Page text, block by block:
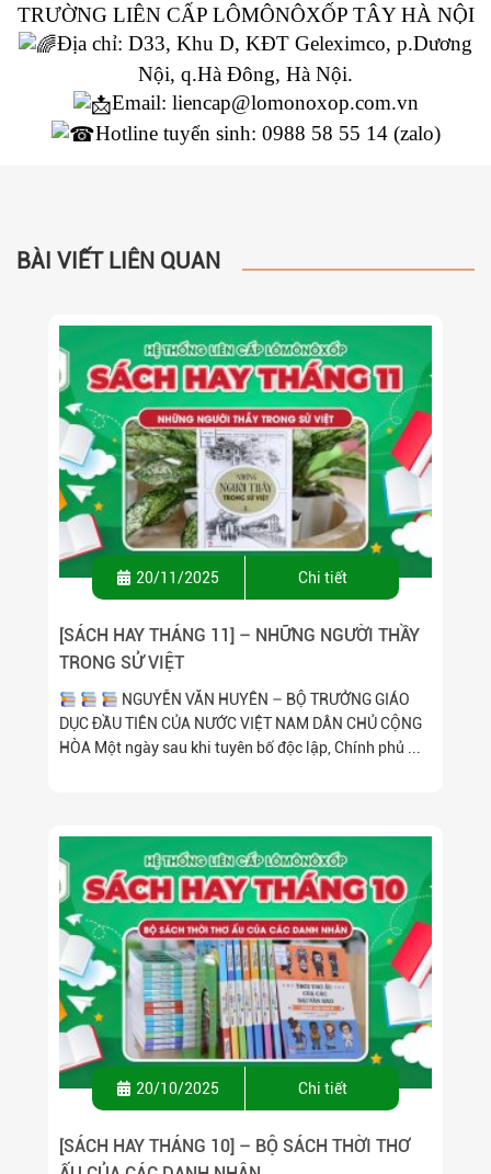
TRƯỜNG LIÊN CẤP LÔMÔNÔXỐP TÂY HÀ NỘI
Địa chỉ: D33, Khu D, KĐT Geleximco, p.Dương
Nội, q.Hà Đông, Hà Nội.
Email: liencap@lomonoxop.com.vn
Hotline tuyển sinh: 0988 58 55 14 (zalo)
BÀI VIẾT LIÊN QUAN
20/11/2025 Chi tiết
[SÁCH HAY THÁNG 11] – NHỮNG NGƯỜI THẦY
TRONG SỬ VIỆT
NGUYỄN VĂN HUYÊN – BỘ TRƯỞNG GIÁO
DỤC ĐẦU TIÊN CỦA NƯỚC VIỆT NAM DÂN CHỦ CỘNG
HÒA Một ngày sau khi tuyên bố độc lập, Chính phủ ...
20/10/2025 Chi tiết
[SÁCH HAY THÁNG 10] – BỘ SÁCH THỜI THƠ